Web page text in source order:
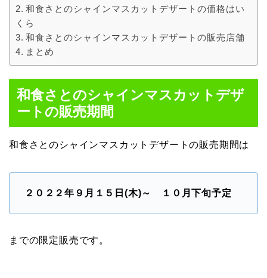
和食さとのシャインマスカットデザートの価格はい
くら
和食さとのシャインマスカットデザートの販売店舗
まとめ
和食さとのシャインマスカットデザ
ートの販売期間
和食さとのシャインマスカットデザートの販売期間は
２０２２年９月１５日(木)～ １０月下旬予定
までの限定販売です。